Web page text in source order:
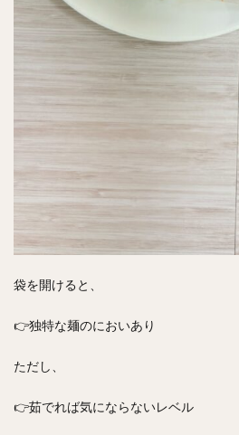
袋を開けると、
👉独特な麺のにおいあり
ただし、
👉茹でれば気にならないレベル